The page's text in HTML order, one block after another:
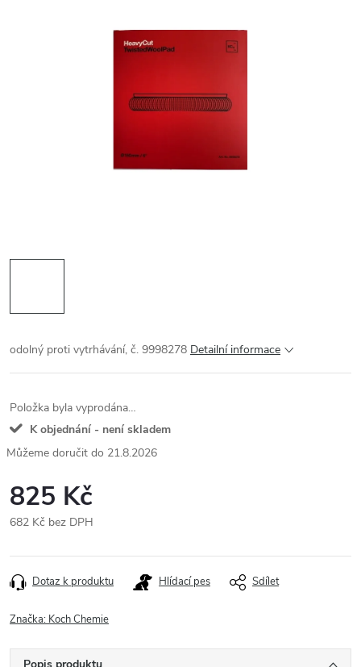
odolný proti vytrhávání, č. 9998278 Detailní informace
Položka byla vyprodána…
K objednání - není skladem
21.8.2026
825 Kč
682 Kč bez DPH
cena:
Dotaz k produktu Hlídací pes Sdílet
Značka: Koch Chemie